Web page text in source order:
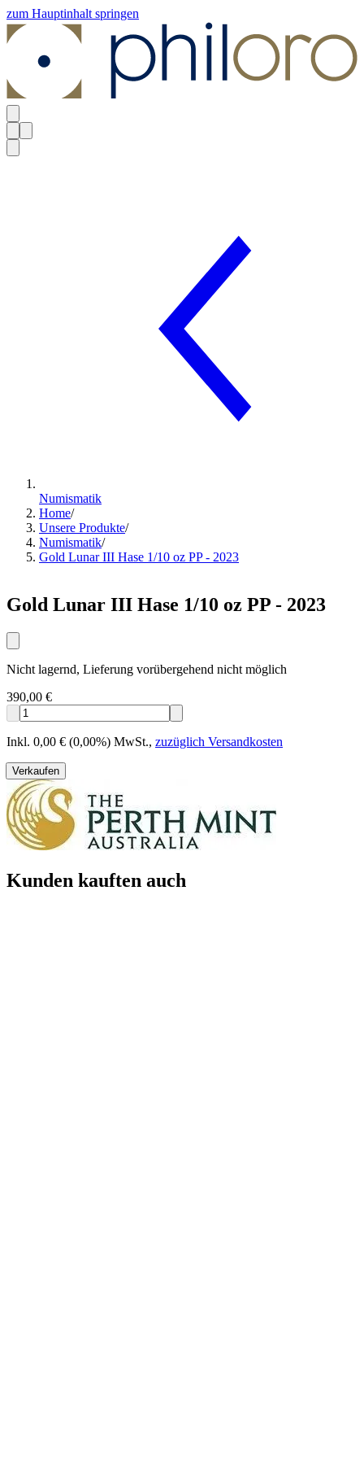
zum Hauptinhalt springen
Numismatik
Home/
Unsere Produkte/
Numismatik/
Gold Lunar III Hase 1/10 oz PP - 2023
Gold Lunar III Hase 1/10 oz PP - 2023
Nicht lagernd, Lieferung vorübergehend nicht möglich
390,00 €
Inkl. 0,00 € (0,00%) MwSt., zuzüglich Versandkosten
Verkaufen
Kunden kauften auch